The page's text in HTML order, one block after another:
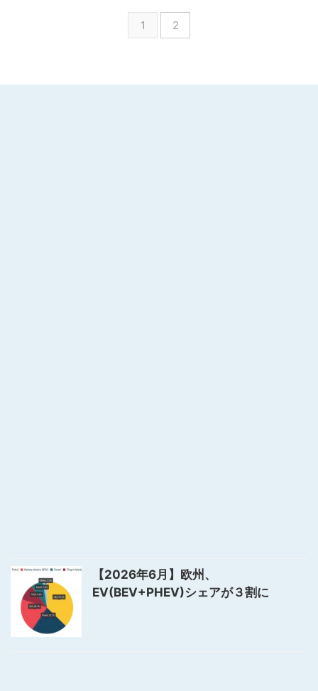
1 2
【2026年6月】欧州、
EV(BEV+PHEV)シェアが３割に